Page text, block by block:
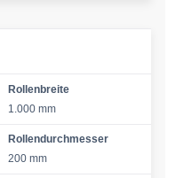
Rollenbreite
1.000 mm
Rollendurchmesser
200 mm